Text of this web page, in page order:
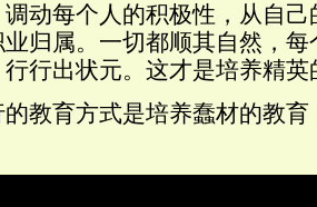
动每个人的积极性，从自
归属。一切都顺其自然，
行出状元。这才是培养精
教育方式是培养蠢材的教